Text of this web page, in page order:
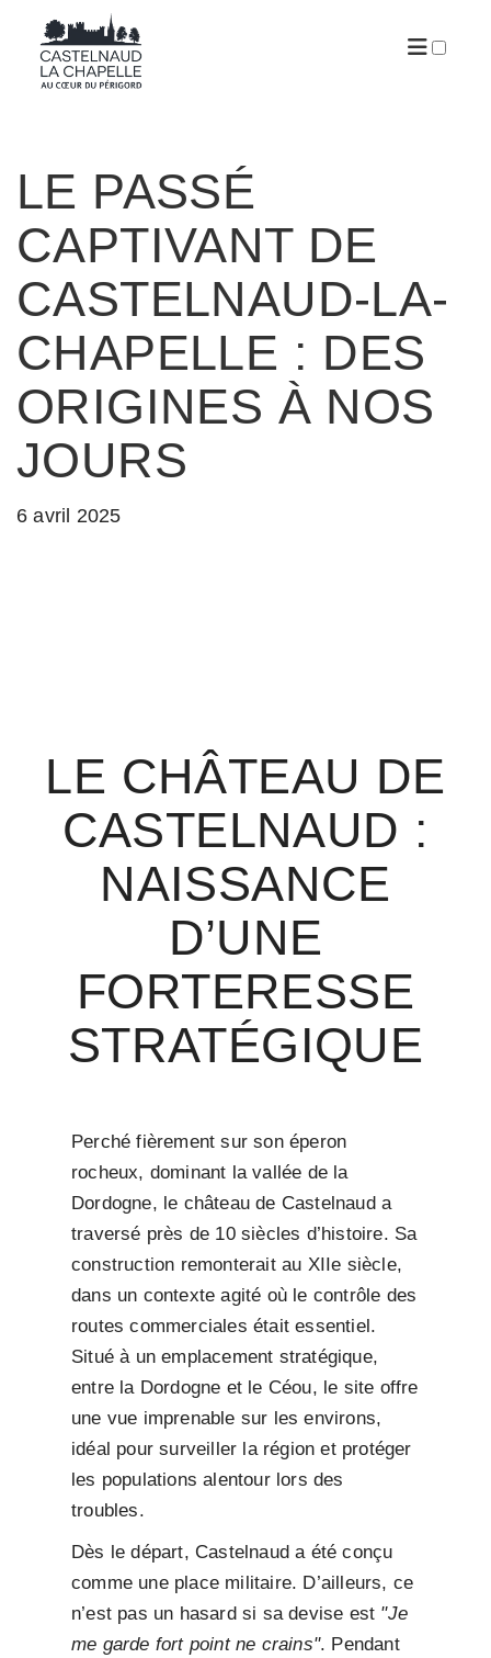
LE PASSÉ
CAPTIVANT DE
CASTELNAUD-LA-
CHAPELLE : DES
ORIGINES À NOS
JOURS
6 avril 2025
LE CHÂTEAU DE
CASTELNAUD :
NAISSANCE
D’UNE
FORTERESSE
STRATÉGIQUE
Perché fièrement sur son éperon
rocheux, dominant la vallée de la
Dordogne, le château de Castelnaud a
traversé près de 10 siècles d’histoire. Sa
construction remonterait au XIIe siècle,
dans un contexte agité où le contrôle des
routes commerciales était essentiel.
Situé à un emplacement stratégique,
entre la Dordogne et le Céou, le site offre
une vue imprenable sur les environs,
idéal pour surveiller la région et protéger
les populations alentour lors des
troubles.
Dès le départ, Castelnaud a été conçu
comme une place militaire. D’ailleurs, ce
n’est pas un hasard si sa devise est "Je
me garde fort point ne crains". Pendant